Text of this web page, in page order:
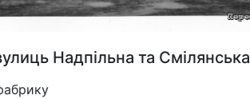
Надпільна та Смілянська